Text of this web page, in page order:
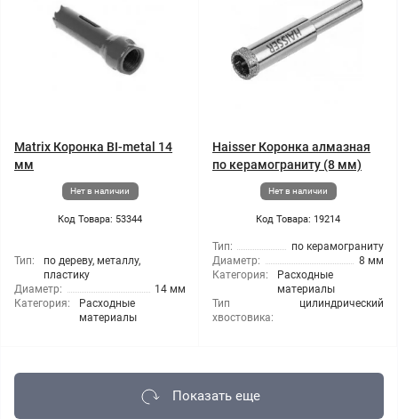
Matrix Коронка BI-metal 14
мм
Нет в наличии
Код Товара: 53344
Тип:
по дереву, металлу,
пластику
Диаметр:
14 мм
Категория:
Расходные
материалы
Haisser Коронка алмазная
по керамограниту (8 мм)
Нет в наличии
Код Товара: 19214
Тип:
по керамограниту
Диаметр:
8 мм
Категория:
Расходные
материалы
Тип
хвостовика:
цилиндрический
Показать еще